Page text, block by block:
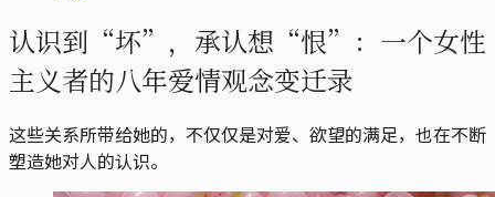
认识到“坏”，承认想“恨”：一个女性
主义者的八年爱情观念变迁录
这些关系所带给她的，不仅仅是对爱、欲望的满足，也在不断
塑造她对人的认识。